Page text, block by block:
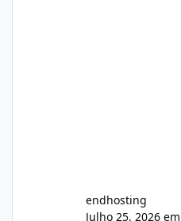
endhosting
Julho 25, 2026